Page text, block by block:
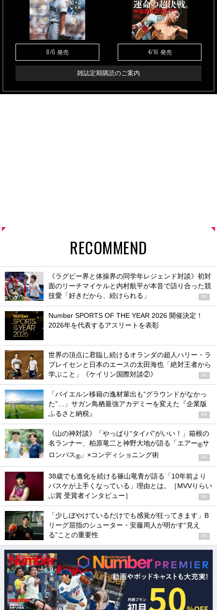
8/6 発売 4/16 発売
雑誌定期購読のご案内
RECOMMEND
《ラグビー界と体操界の同学年レジェンド対談》初対
面のリーチマイケルと内村航平が本音で語り合った競
技愛「好きだから、続けられる」
PR
Number SPORTS OF THE YEAR 2026 開催決定！
2026年を代表するアスリートを表彰
世界の頂点に君臨し続けるオランダの超人ハリー・ラ
ブレイセンと日本のエースの太田海也「絶対王者から
学ぶこと」《ケイリン国際対談②》
PR
「バイエルン移籍の逸材輩出も“グラウンドがなかっ
た”…」サガン鳥栖最強アカデミーを変えた『企業版
ふるさと納税』
PR
《山の神対談》「やっぱり“タイパ”がいい！」箱根の
名ランナー、柏原竜二と神野大地が語る「エアー®サ
ロンパス® 」×コンディショニング術 PR
38歳でも進化を続ける篠山竜青が語る「10年前より
バスケが上手くなっている」理由とは。［MVVりらい
ぶ賞 受賞者インタビュー］
PR
「少しぼやけているだけでも感覚が狂ってきます」B
リーグ屈指のシューター・安藤周人が明かす“見え
る”ことの重要性
PR